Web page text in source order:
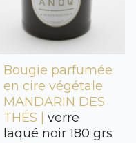
Bougie parfumée
en cire végétale
MANDARIN DES
THÉS | verre
laqué noir 180 grs